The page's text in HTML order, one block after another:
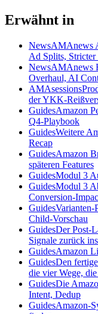
Erwähnt in
NewsAMAnews
Ad Splits,
NewsAMAnews
Overhaul, AI
AMAsessions
der YKK-
GuidesAmazon
Q4-Playbook
GuidesWeitere
Recap
GuidesAmazon
späteren Features
GuidesModul 3
GuidesModul 3
Conversion-
Guides
Child-Vorschau
GuidesDer Post-
Signale zurück
GuidesAmazon
GuidesDen
die vier Wege,
GuidesDie
Intent, Dedup
GuidesAmazon-